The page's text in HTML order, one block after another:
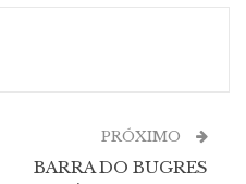
PRÓXIMO
BARRA DO BUGRES